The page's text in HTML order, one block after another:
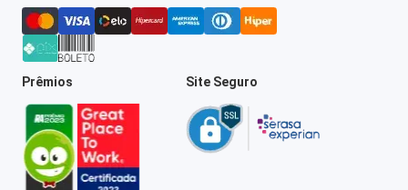
Prêmios Site Seguro